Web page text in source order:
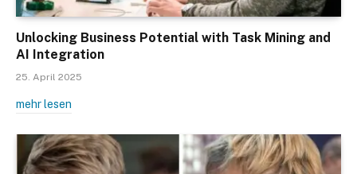
Unlocking Business Potential with Task Mining and
AI Integration
25. April 2025
mehr lesen